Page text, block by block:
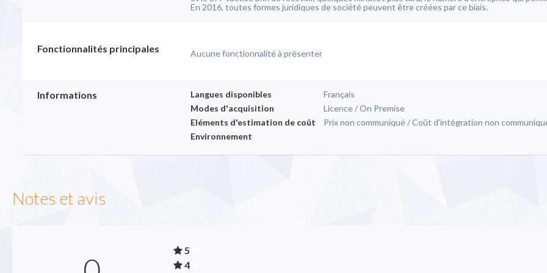
En 2016, toutes formes juridiques de société peuvent être créées par ce biais.
Fonctionnalités principales Aucune fonctionnalité à présenter
Informations Langues disponibles
Français
Modes d'acquisition
Licence / On Premise
Eléments d'estimation de coût
Prix non communiqué / Coût d'intégration non
Environnement
Notes et avis
5
4